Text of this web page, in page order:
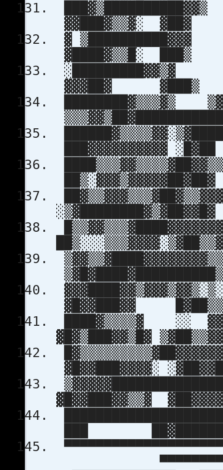
▓
▓▓▓██▓
▓█▓▓███▓▓
████▓▒▒▒▒▓ ░░ ▓▓
▓█▓▒███▓▓▒█▓
▓█▓▓███▓▓▓▓░
▓█▓▓███▓▓▒▒▓
███